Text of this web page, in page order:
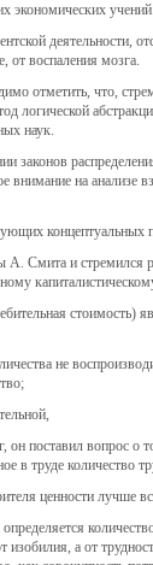
экономических учений.
деятельности,
от воспаления мозга.
отметить, что,
логической
наук.
законов
внимание на анализе
концептуальных
Смита и стремился
не
поставил вопрос о
в труде количество
ценности лучше
а от